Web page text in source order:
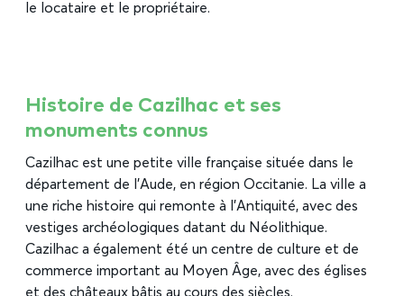
le locataire et le propriétaire.
Histoire de Cazilhac et ses
monuments connus
Cazilhac est une petite ville française située dans le
département de l’Aude, en région Occitanie. La ville a
une riche histoire qui remonte à l’Antiquité, avec des
vestiges archéologiques datant du Néolithique.
Cazilhac a également été un centre de culture et de
commerce important au Moyen Âge, avec des églises
et des châteaux bâtis au cours des siècles.